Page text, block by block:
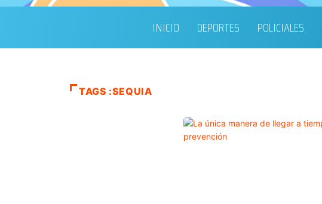
INICIO DEPORTES POLICIALES
TAGS :SEQUIA